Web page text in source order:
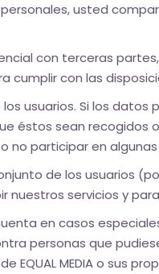
usted
con terceras
cumplir con las
los usuarios. Si los
éstos sean recogidos
no participar en
de los usuarios
servicios y
en casos
personas que
MEDIA o sus